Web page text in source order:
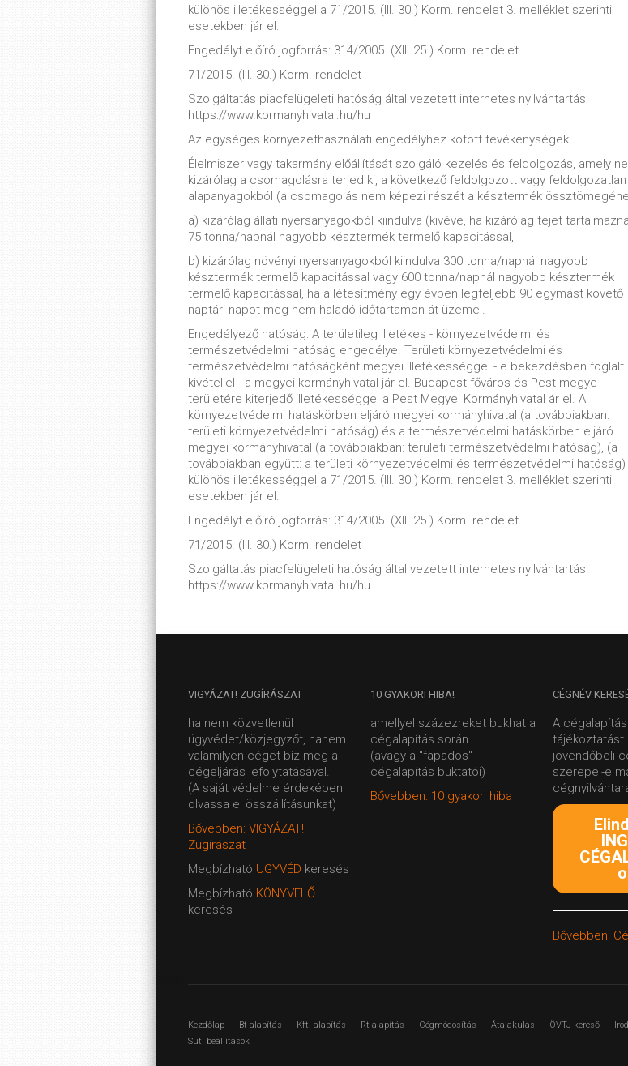
különös illetékességgel a 71/2015. (III. 30.) Korm. rendelet 3. melléklet szerinti
esetekben jár el.
Engedélyt előíró jogforrás: 314/2005. (XII. 25.) Korm. rendelet
71/2015. (III. 30.) Korm. rendelet
Szolgáltatás piacfelügeleti hatóság által vezetett internetes nyilvántartás:
https://www.kormanyhivatal.hu/hu
Az egységes környezethasználati engedélyhez kötött tevékenységek:
Élelmiszer vagy takarmány előállítását szolgáló kezelés és feldolgozás, amely
kizárólag a csomagolásra terjed ki, a következő feldolgozott vagy feldolgozatlan
alapanyagokból (a csomagolás nem képezi részét a késztermék
a) kizárólag állati nyersanyagokból kiindulva (kivéve, ha kizárólag tejet
75 tonna/napnál nagyobb késztermék termelő kapacitással,
b) kizárólag növényi nyersanyagokból kiindulva 300 tonna/napnál nagyobb
késztermék termelő kapacitással vagy 600 tonna/napnál nagyobb késztermék
termelő kapacitással, ha a létesítmény egy évben legfeljebb 90 egymást követő
naptári napot meg nem haladó időtartamon át üzemel.
Engedélyező hatóság: A területileg illetékes - környezetvédelmi és
természetvédelmi hatóság engedélye. Területi környezetvédelmi és
természetvédelmi hatóságként megyei illetékességgel - e bekezdésben foglalt
kivétellel - a megyei kormányhivatal jár el. Budapest főváros és Pest megye
területére kiterjedő illetékességgel a Pest Megyei Kormányhivatal ár el. A
környezetvédelmi hatáskörben eljáró megyei kormányhivatal (a továbbiakban:
területi környezetvédelmi hatóság) és a természetvédelmi hatáskörben eljáró
megyei kormányhivatal (a továbbiakban: területi természetvédelmi hatóság), (a
továbbiakban együtt: a területi környezetvédelmi és természetvédelmi hatóság)
különös illetékességgel a 71/2015. (III. 30.) Korm. rendelet 3. melléklet szerinti
esetekben jár el.
Engedélyt előíró jogforrás: 314/2005. (XII. 25.) Korm. rendelet
71/2015. (III. 30.) Korm. rendelet
Szolgáltatás piacfelügeleti hatóság által vezetett internetes nyilvántartás:
https://www.kormanyhivatal.hu/hu
VIGYÁZAT! ZUGÍRÁSZAT
ha nem közvetlenül
ügyvédet/közjegyzőt, hanem
valamilyen céget bíz meg a
cégeljárás lefolytatásával.
(A saját védelme érdekében
olvassa el összállításunkat)
Bővebben: VIGYÁZAT!
Zugírászat
Megbízható ÜGYVÉD keresés
Megbízható KÖNYVELŐ
keresés
10 GYAKORI HIBA!
amellyel százezreket bukhat a
cégalapítás során.
(avagy a "fapados"
cégalapítás buktatói)
Bővebben: 10 gyakori hiba
CÉGNÉV
A
tájékoztatást
jövendőbeli
szerepel-e
Bővebben:
Kezdőlap Bt alapítás Kft. alapítás Rt alapítás Cégmódosítás Átalakulás ÖVTJ kereső
Süti beállítások